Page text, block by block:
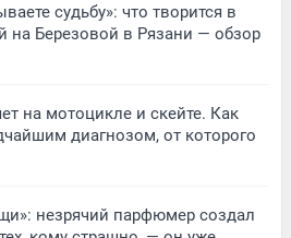
судьбу»: что творится в
на Березовой в Рязани — обзор
на мотоцикле и скейте. Как
диагнозом, от которого
незрячий парфюмер создал